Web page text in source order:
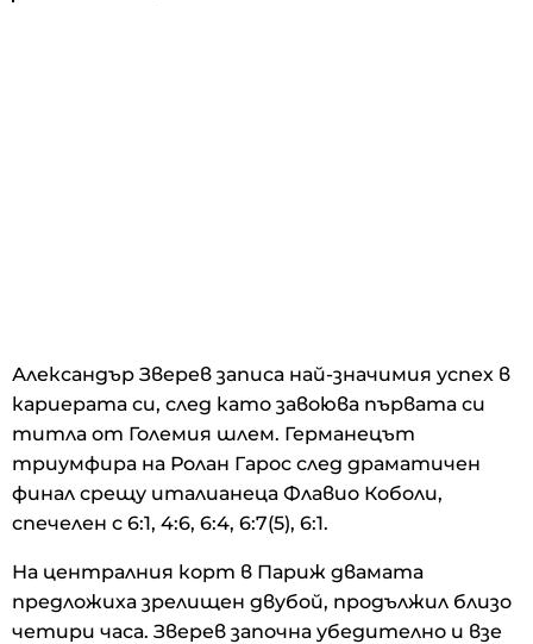
Александър Зверев записа най-значимия успех в
кариерата си, след като завоюва първата си
титла от Големия шлем. Германецът
триумфира на Ролан Гарос след драматичен
финал срещу италианеца Флавио Коболи,
спечелен с 6:1, 4:6, 6:4, 6:7(5), 6:1.
На централния корт в Париж двамата
предложиха зрелищен двубой, продължил близо
четири часа. Зверев започна убедително и взе